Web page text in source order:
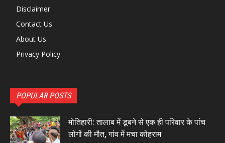
Disclaimer
Contact Us
About Us
Privacy Policy
POPULAR POSTS
मोतिहारी: तालाब में डूबने से एक ही परिवार के पांच
लोगों की मौत, गांव में मचा कोहराम